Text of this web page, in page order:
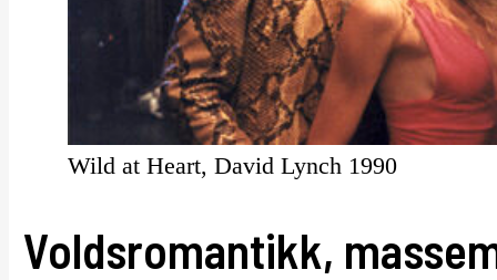
Wild at Heart, David Lynch 1990
Voldsromantikk,